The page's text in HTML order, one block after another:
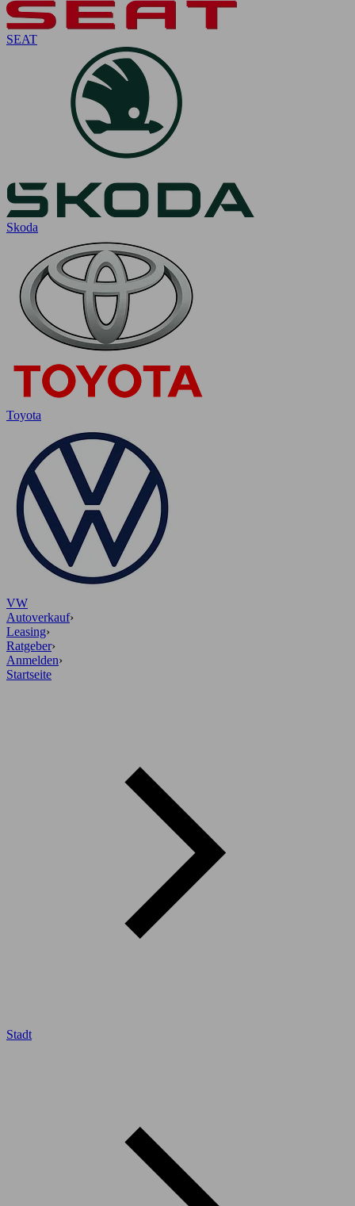
SEAT
Skoda
Toyota
VW
Autoverkauf›
Leasing›
Ratgeber›
Anmelden›
Startseite
Stadt